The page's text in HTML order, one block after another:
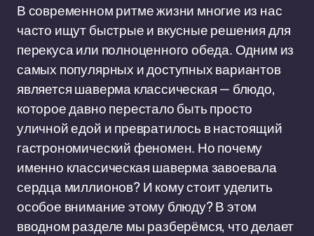
В современном ритме жизни многие из нас
часто ищут быстрые и вкусные решения для
перекуса или полноценного обеда. Одним из
самых популярных и доступных вариантов
является шаверма классическая — блюдо,
которое давно перестало быть просто
уличной едой и превратилось в настоящий
гастрономический феномен. Но почему
именно классическая шаверма завоевала
сердца миллионов? И кому стоит уделить
особое внимание этому блюду? В этом
вводном разделе мы разберёмся, что делает